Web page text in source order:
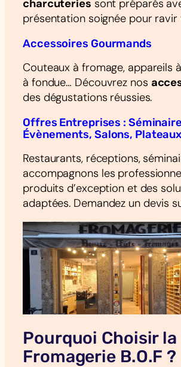
charcuteries sont préparés
présentation soignée pour ravir
Accessoires Gourmands
Couteaux à fromage, appareils
à fondue… Découvrez nos
des dégustations réussies.
Offres Entreprises :
Évènements, Salons,
Restaurants, réceptions,
accompagnons les
produits d’exception et des
adaptées. Demandez un devis
Pourquoi Choisir la
Fromagerie B.O.F ?